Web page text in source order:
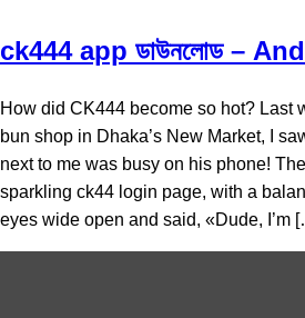
ck444 app ডাউনলোড –
How did CK444 become so hot? Last
bun shop in Dhaka’s New Market, I
next to me was busy on his phone!
sparkling ck44 login page, with a
eyes wide open and said, «Dude, I’m